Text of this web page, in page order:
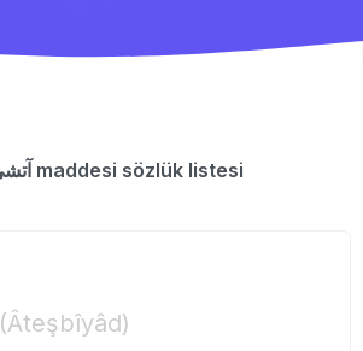
Âteşbîyâd - آتشی یادقا maddesi sözlük listesi
(Âteşbîyâd)